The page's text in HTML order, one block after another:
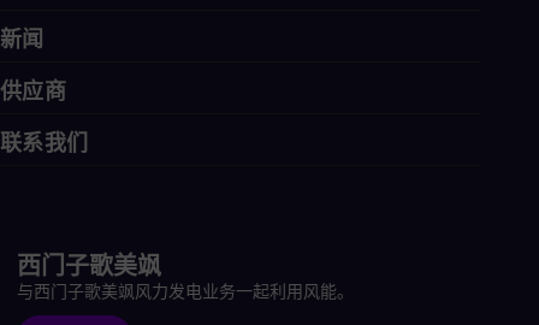
新闻
供应商
联系我们
西门子歌美飒
与西门子歌美飒风力发电业务一起利用风能。